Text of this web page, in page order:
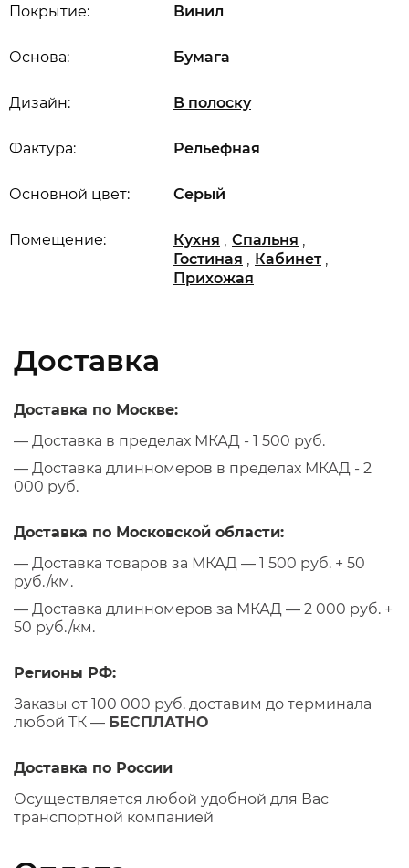
Основной цвет: Серый
Дизайн: В полоску
Основа: Бумага
Покрытие: Винил
Помещение: Кухня , Спальня ,
Гостиная , Кабинет ,
Прихожая
Фактура: Рельефная
Доставка
Доставка по Москве:
— Доставка в пределах МКАД - 1 500 руб.
— Доставка длинномеров в пределах МКАД - 2
000 руб.
Доставка по Московской области:
— Доставка товаров за МКАД — 1 500 руб. + 50
руб./км.
— Доставка длинномеров за МКАД — 2 000 руб. +
50 руб./км.
Регионы РФ:
Заказы от 100 000 руб. доставим до терминала
любой ТК — БЕСПЛАТНО
Доставка по России
Осуществляется любой удобной для Вас
транспортной компанией